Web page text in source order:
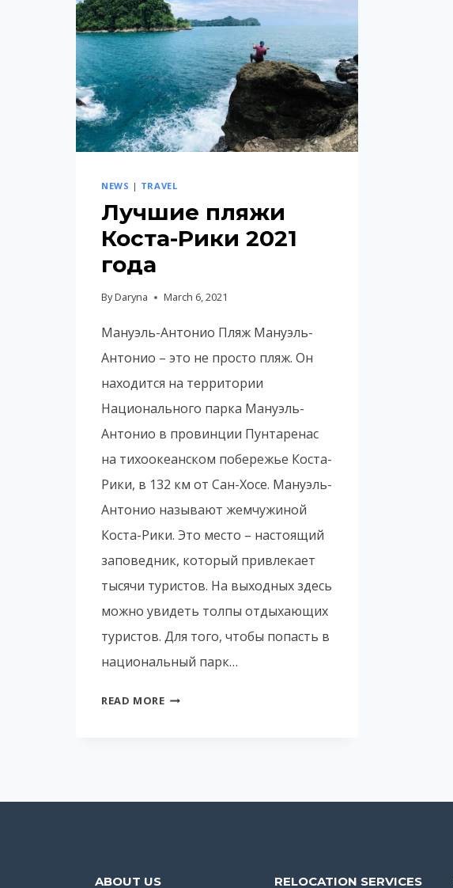
NEWS | TRAVEL
Лучшие пляжи
Коста-Рики 2021
года
ByDaryna March 6, 2021
Мануэль-Антонио Пляж Мануэль-
Антонио – это не просто пляж. Он
находится на территории
Национального парка Мануэль-
Антонио в провинции Пунтаренас
на тихоокеанском побережье Коста-
Рики, в 132 км от Сан-Хосе. Мануэль-
Антонио называют жемчужиной
Коста-Рики. Это место – настоящий
заповедник, который привлекает
тысячи туристов. На выходных здесь
можно увидеть толпы отдыхающих
туристов. Для того, чтобы попасть в
национальный парк…
READ MOREЛУЧШИЕ
ABOUT US RELOCATION SERVICES